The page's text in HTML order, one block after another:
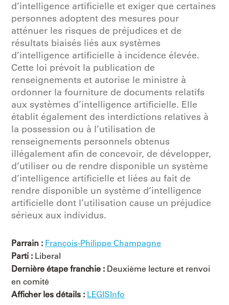
d’intelligence artificielle et exiger que certaines
personnes adoptent des mesures pour
atténuer les risques de préjudices et de
résultats biaisés liés aux systèmes
d’intelligence artificielle à incidence élevée.
Cette loi prévoit la publication de
renseignements et autorise le ministre à
ordonner la fourniture de documents relatifs
aux systèmes d’intelligence artificielle. Elle
établit également des interdictions relatives à
la possession ou à l’utilisation de
renseignements personnels obtenus
illégalement afin de concevoir, de développer,
d’utiliser ou de rendre disponible un système
d’intelligence artificielle et liées au fait de
rendre disponible un système d’intelligence
artificielle dont l’utilisation cause un préjudice
sérieux aux individus.
Parrain : François-Philippe Champagne
Parti : Liberal
Dernière étape franchie : Deuxième lecture et renvoi
en comité
Afficher les détails : LEGISInfo